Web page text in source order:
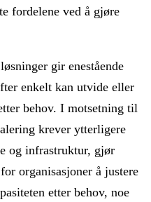
fordelene ved å gjøre
gir enestående
enkelt kan utvide eller
behov. I motsetning til
krever ytterligere
og infrastruktur, gjør
organisasjoner å justere
etter behov, noe